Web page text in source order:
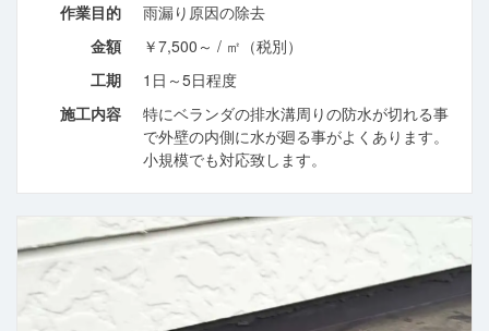
作業目的
雨漏り原因の除去
金額
￥7,500～ / ㎡（税別）
工期
1日～5日程度
施工内容
特にベランダの排水溝周りの防水が切れる事
で外壁の内側に水が廻る事がよくあります。
小規模でも対応致します。